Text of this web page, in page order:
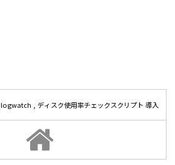
Debian11.5 : DiCE , logwatch , ディスク使用率チェックスクリプト 導入